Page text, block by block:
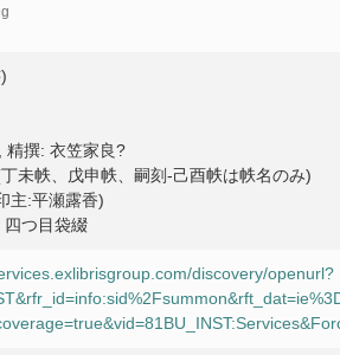
精撰: 衣笠家良?
未帙、戊申帙、嗣刻-己酉帙は帙名のみ)
主:平瀬露香)
つ目袋綴
discovery/openurl?